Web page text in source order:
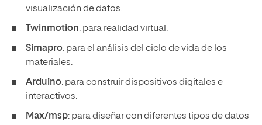
visualización de datos.
Twinmotion: para realidad virtual.
Simapro: para el análisis del ciclo de vida de los
materiales.
Arduino: para construir dispositivos digitales e
interactivos.
Max/msp: para diseñar con diferentes tipos de datos